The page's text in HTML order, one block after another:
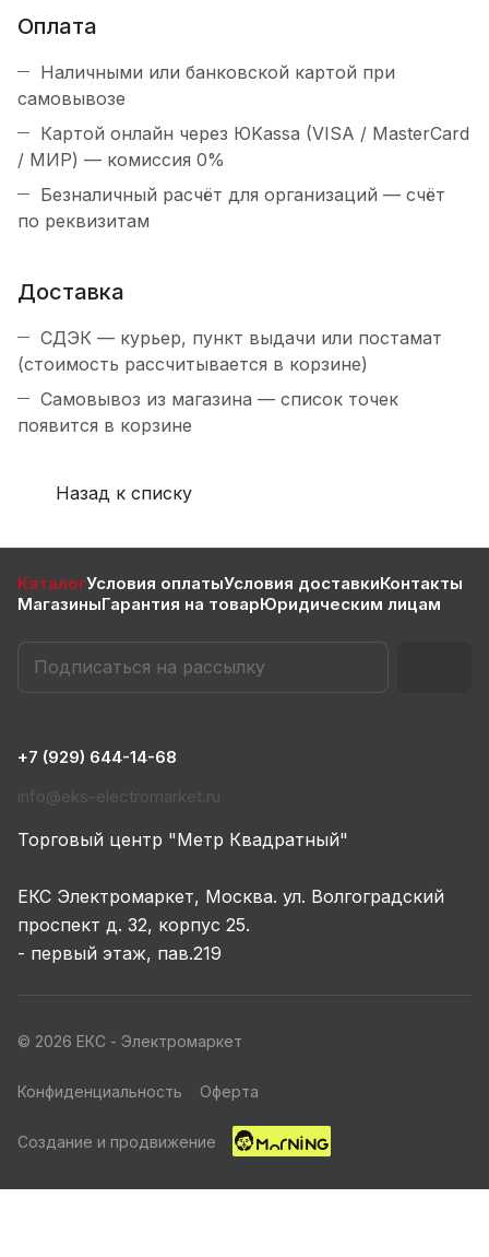
Оплата
Наличными или банковской картой при
самовывозе
Картой онлайн через ЮKassa (VISA / MasterCard
/ МИР) — комиссия 0%
Безналичный расчёт для организаций — счёт
по реквизитам
Доставка
СДЭК — курьер, пункт выдачи или постамат
(стоимость рассчитывается в корзине)
Самовывоз из магазина — список точек
появится в корзине
Назад к списку
КаталогУсловия оплатыУсловия доставкиКонтакты
МагазиныГарантия на товарЮридическим лицам
+7 (929) 644-14-68
info@eks-electromarket.ru
Торговый центр "Метр Квадратный"
ЕКС Электромаркет, Москва. ул. Волгоградский
проспект д. 32, корпус 25.
- первый этаж, пав.219
© 2026 ЕКС - Электромаркет
Конфиденциальность Оферта
Создание и продвижение